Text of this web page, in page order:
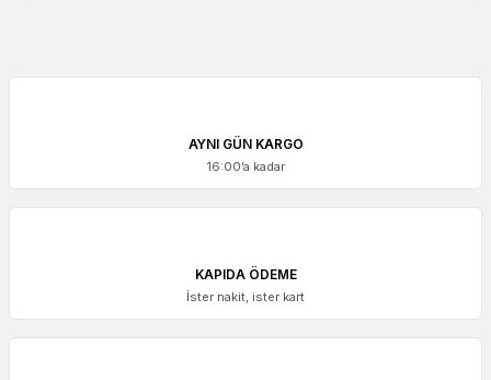
AYNI GÜN KARGO
16:00’a kadar
KAPIDA ÖDEME
İster nakit, ister kart